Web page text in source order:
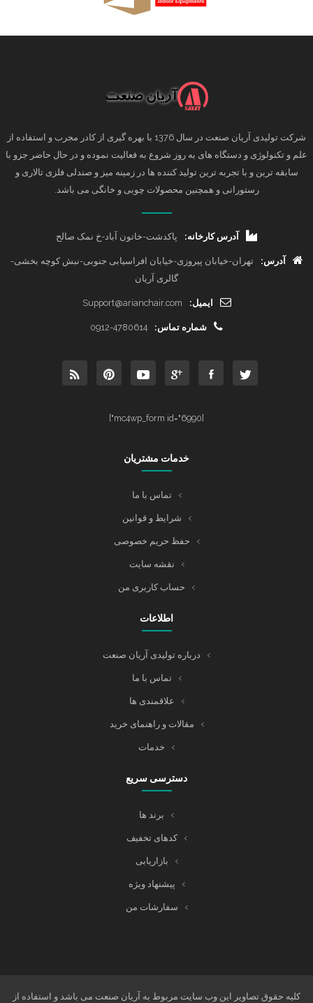
شرکت تولیدی آریان صنعت در سال 1376 با بهره گیری از کادر مجرب و استفاده از
علم و تکنولوژی و دستگاه های به روز شروع به فعالیت نموده و در حال حاضر جزو با
سابقه ترین و با تجربه ترین تولید کننده ها در زمینه میز و صندلی فلزی تالاری و
رستورانی و همچنین محصولات چوبی و خانگی می باشد.
آدرس کارخانه: پاکدشت-خاتون آباد-خ نمک صالح
آدرس:
تهران-خیابان پیروزی-خیابان افراسیابی جنوبی-نبش کوچه بخشی-
گالری آریان
ایمیل: Support@arianchair.com
شماره تماس: 0912-4780614
[mc4wp_form id="6990"]
خدمات مشتریان
تماس با ما
شرایط و قوانین
حفظ حریم خصوصی
نقشه سایت
حساب کاربری من
اطلاعات
درباره تولیدی آریان صنعت
تماس با ما
علاقمندی ها
مقالات و راهنمای خرید
خدمات
دسترسی سریع
برند ها
کدهای تخفیف
بازاریابی
پیشنهاد ویژه
سفارشات من
کلیه حقوق تصاویر این وب سایت مربوط به آریان صنعت می باشد و استفاده از